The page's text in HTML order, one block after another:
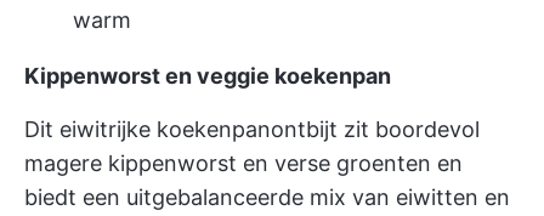
warm
Kippenworst en veggie koekenpan
Dit eiwitrijke koekenpanontbijt zit boordevol
magere kippenworst en verse groenten en
biedt een uitgebalanceerde mix van eiwitten en